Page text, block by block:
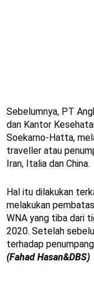
Sebelumnya, PT
dan Kantor
Soekarno-Hatta,
traveller atau
Iran, Italia dan China.
Hal itu dilakukan
melakukan
WNA yang tiba dari
2020. Setelah
terhadap
(Fahad Hasan&DBS)